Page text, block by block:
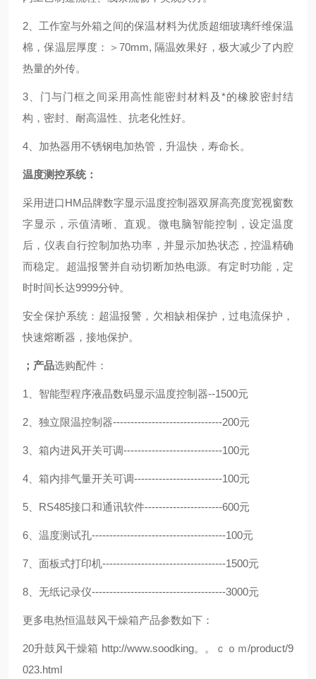
2、工作室与外箱之间的保温材料为优质超细玻璃纤维保温
棉，保温层厚度：＞70mm, 隔温效果好，极大减少了内腔
热量的外传。
3、门与门框之间采用高性能密封材料及*的橡胶密封结
构，密封、耐高温性、抗老化性好。
4、加热器用不锈钢电加热管，升温快，寿命长。
温度测控系统：
采用进口HM品牌数字显示温度控制器双屏高亮度宽视窗数
字显示，示值清晰、直观。微电脑智能控制，设定温度
后，仪表自行控制加热功率，并显示加热状态，控温精确
而稳定。超温报警并自动切断加热电源。有定时功能，定
时时间长达9999分钟。
安全保护系统：超温报警，欠相缺相保护，过电流保护，
快速熔断器，接地保护。
；产品选购配件：
1、智能型程序液晶数码显示温度控制器--1500元
2、独立限温控制器-------------------------------200元
3、箱内进风开关可调----------------------------100元
4、箱内排气量开关可调-------------------------100元
5、RS485接口和通讯软件----------------------600元
6、温度测试孔--------------------------------------100元
7、面板式打印机-----------------------------------1500元
8、无纸记录仪--------------------------------------3000元
更多电热恒温鼓风干燥箱产品参数如下：
20升鼓风干燥箱 http://www.soodking。。ｃｏｍ/product/9
023.html